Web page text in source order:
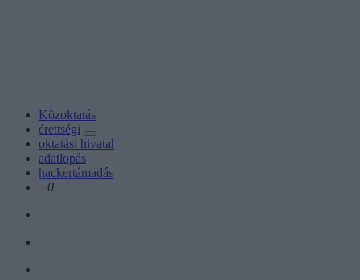
Közoktatás
érettségi
oktatási hivatal
adatlopás
hackertámadás
+0